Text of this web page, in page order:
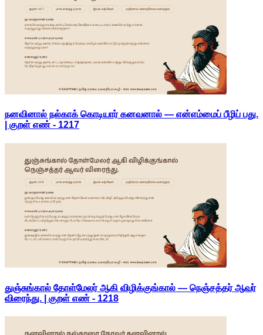
நனவினால் நல்காக் கொடியார் கனவனால் — என்எம்மைப் பீழிப் பது.
| குறள் எண் - 1217
துஞ்சுங்கால் தோள்மேலர் ஆகி விழிக்குங்கால் — நெஞ்சத்தர் ஆவர்
விரைந்து. | குறள் எண் - 1218